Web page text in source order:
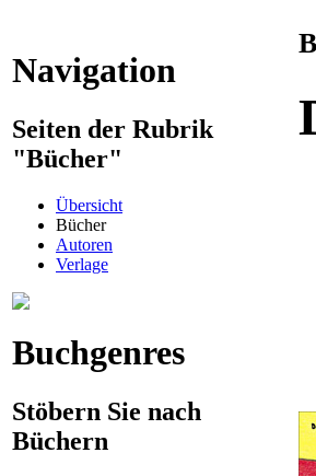
Navigation
Seiten der Rubrik
"Bücher"
Übersicht
Bücher
Autoren
Verlage
Buchgenres
Stöbern Sie nach
Büchern